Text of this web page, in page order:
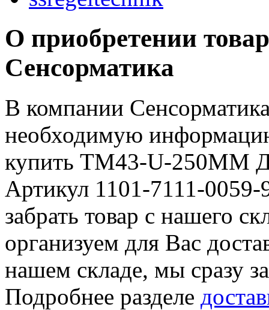
О приобретении
Сенсорматика
В компании
необходимую
купить TM43-U-250MM
Артикул 1101-7111-
забрать товар с нашего
организуем для Вас
нашем складе, мы сразу
Подробнее разделе